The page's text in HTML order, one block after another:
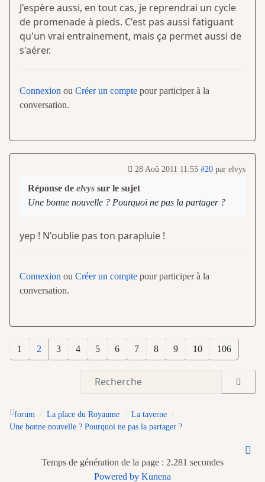
J'espère aussi, en tout cas, je reprendrai un cycle
de promenade à pieds. C'est pas aussi fatiguant
qu'un vrai entrainement, mais ça permet aussi de
s'aérer.
Connexion ou Créer un compte pour participer à la
conversation.
28 Aoû 2011 11:55 #20 par elvys
Réponse de elvys sur le sujet
Une bonne nouvelle ? Pourquoi ne pas la partager ?
yep ! N'oublie pas ton parapluie !
Connexion ou Créer un compte pour participer à la
conversation.
1 2 3 4 5 6 7 8 9 10 106
forum La place du Royaume
La taverne
Une bonne nouvelle ? Pourquoi ne pas la partager ?
Temps de génération de la page : 2.281 secondes
Powered by Kunena